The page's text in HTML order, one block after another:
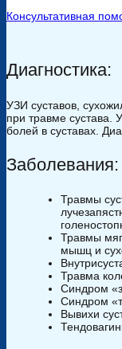
Консультативная
Диагностика:
УЗИ суставов,
при травме сустава.
болей в суставах.
Заболевания:
Травмы
Травмы
мышц и
Травма
Синдром
Синдром
Вывихи